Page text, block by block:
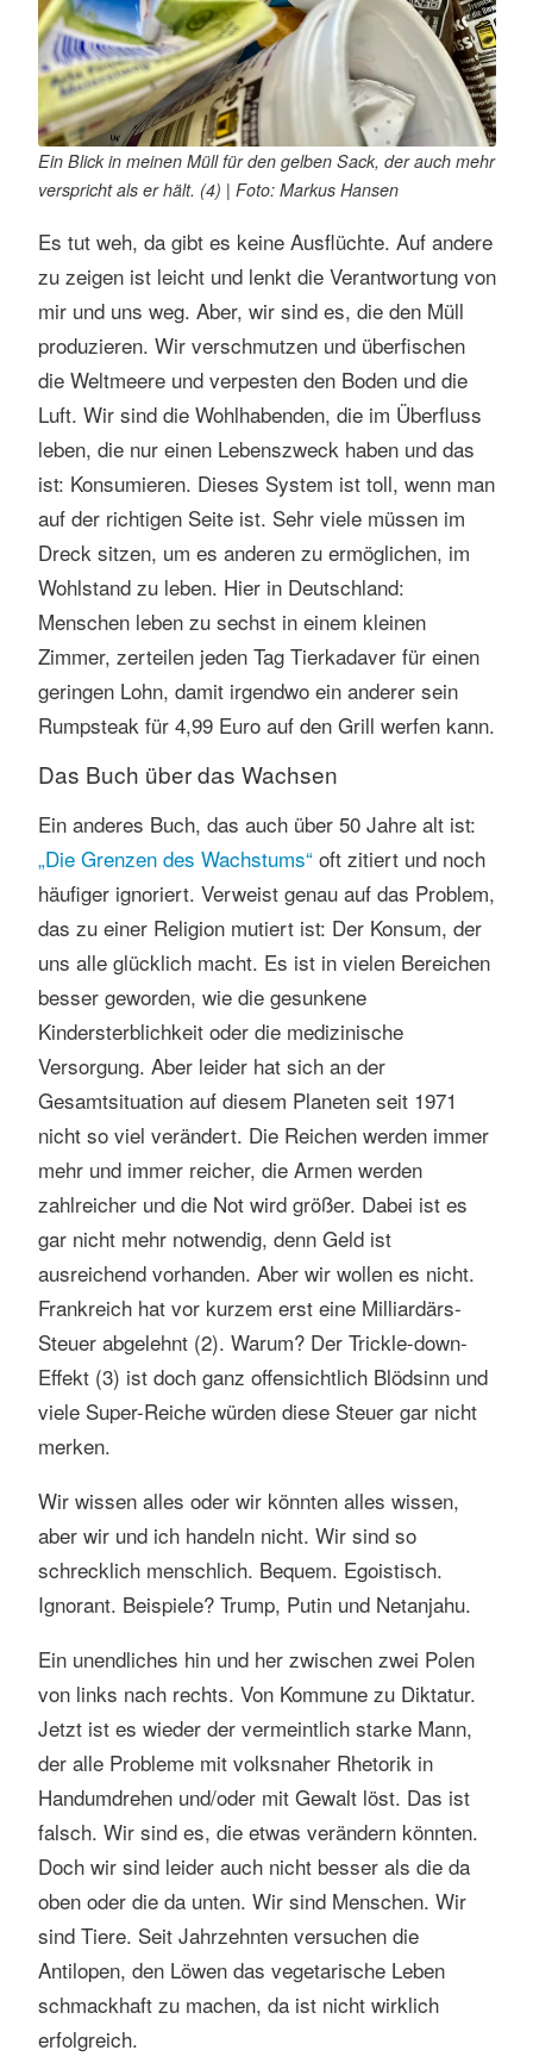
Ein Blick in meinen Müll für den gelben Sack, der auch mehr
verspricht als er hält. (4) | Foto: Markus Hansen
Es tut weh, da gibt es keine Ausflüchte. Auf andere
zu zeigen ist leicht und lenkt die Verantwortung von
mir und uns weg. Aber, wir sind es, die den Müll
produzieren. Wir verschmutzen und überfischen
die Weltmeere und verpesten den Boden und die
Luft. Wir sind die Wohlhabenden, die im Überfluss
leben, die nur einen Lebenszweck haben und das
ist: Konsumieren. Dieses System ist toll, wenn man
auf der richtigen Seite ist. Sehr viele müssen im
Dreck sitzen, um es anderen zu ermöglichen, im
Wohlstand zu leben. Hier in Deutschland:
Menschen leben zu sechst in einem kleinen
Zimmer, zerteilen jeden Tag Tierkadaver für einen
geringen Lohn, damit irgendwo ein anderer sein
Rumpsteak für 4,99 Euro auf den Grill werfen kann.
Das Buch über das Wachsen
Ein anderes Buch, das auch über 50 Jahre alt ist:
„Die Grenzen des Wachstums“ oft zitiert und noch
häufiger ignoriert. Verweist genau auf das Problem,
das zu einer Religion mutiert ist: Der Konsum, der
uns alle glücklich macht. Es ist in vielen Bereichen
besser geworden, wie die gesunkene
Kindersterblichkeit oder die medizinische
Versorgung. Aber leider hat sich an der
Gesamtsituation auf diesem Planeten seit 1971
nicht so viel verändert. Die Reichen werden immer
mehr und immer reicher, die Armen werden
zahlreicher und die Not wird größer. Dabei ist es
gar nicht mehr notwendig, denn Geld ist
ausreichend vorhanden. Aber wir wollen es nicht.
Frankreich hat vor kurzem erst eine Milliardärs-
Steuer abgelehnt (2). Warum? Der Trickle-down-
Effekt (3) ist doch ganz offensichtlich Blödsinn und
viele Super-Reiche würden diese Steuer gar nicht
merken.
Wir wissen alles oder wir könnten alles wissen,
aber wir und ich handeln nicht. Wir sind so
schrecklich menschlich. Bequem. Egoistisch.
Ignorant. Beispiele? Trump, Putin und Netanjahu.
Ein unendliches hin und her zwischen zwei Polen
von links nach rechts. Von Kommune zu Diktatur.
Jetzt ist es wieder der vermeintlich starke Mann,
der alle Probleme mit volksnaher Rhetorik in
Handumdrehen und/oder mit Gewalt löst. Das ist
falsch. Wir sind es, die etwas verändern könnten.
Doch wir sind leider auch nicht besser als die da
oben oder die da unten. Wir sind Menschen. Wir
sind Tiere. Seit Jahrzehnten versuchen die
Antilopen, den Löwen das vegetarische Leben
schmackhaft zu machen, da ist nicht wirklich
erfolgreich.